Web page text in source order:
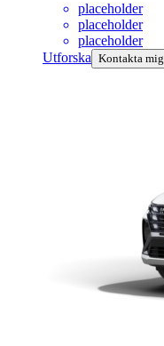
placeholder
placeholder
placeholder
Utforska Kontakta mig